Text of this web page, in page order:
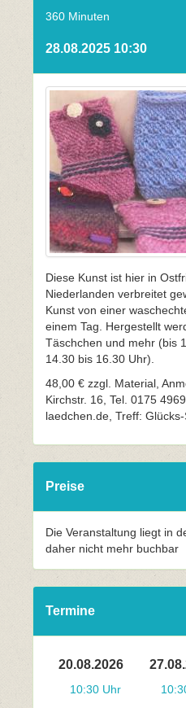
360 Minuten
28.08.2025 10:30
Diese Kunst ist hier in
Niederlanden verbreitet
Kunst von einer
einem Tag. Hergestellt
Täschchen und mehr (bis
14.30 bis 16.30 Uhr).
48,00 € zzgl. Material,
Kirchstr. 16, Tel. 0175
laedchen.de, Treff:
Preise
Die Veranstaltung liegt in
daher nicht mehr buchbar
Termine
20.08.2026
10:30 Uhr